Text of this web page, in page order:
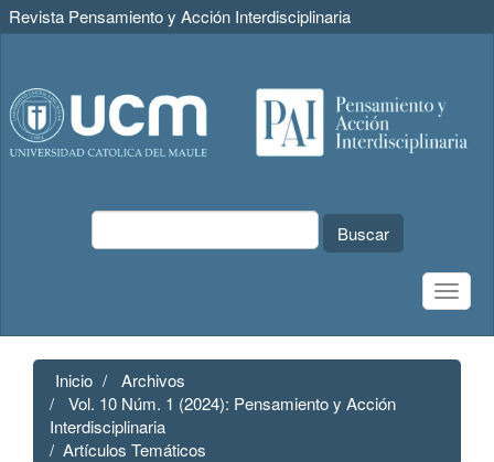
Revista Pensamiento y Acción Interdisciplinaria
Contenido
principal
Barra
lateral
Buscar
Toggle
Inicio
Archivos
Vol. 10 Núm. 1 (2024): Pensamiento y Acción
Interdisciplinaria
Artículos Temáticos